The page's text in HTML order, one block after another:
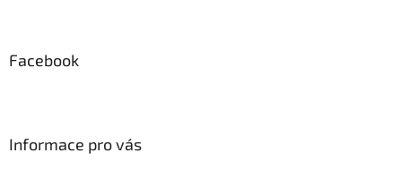
Facebook
Informace pro vás